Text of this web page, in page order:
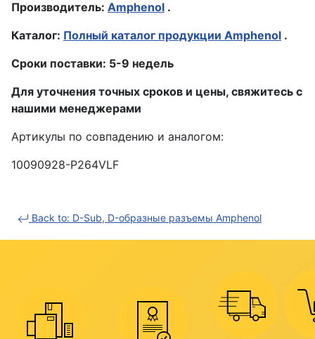
Производитель: Amphenol .
Каталог: Полный каталог продукции Amphenol .
Сроки поставки: 5-9 недель
Для уточнения точных сроков и цены, свяжитесь с
нашими менеджерами
Артикулы по совпадению и аналогом:
10090928-P264VLF
Back to: D-Sub, D-образные разъемы Amphenol